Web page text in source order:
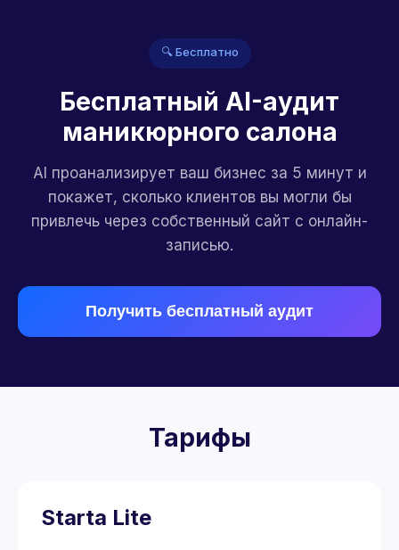
🔍 Бесплатно
Бесплатный AI-аудит
маникюрного салона
AI проанализирует ваш бизнес за 5 минут и
покажет, сколько клиентов вы могли бы
привлечь через собственный сайт с онлайн-
записью.
Получить бесплатный аудит
Тарифы
Starta Lite